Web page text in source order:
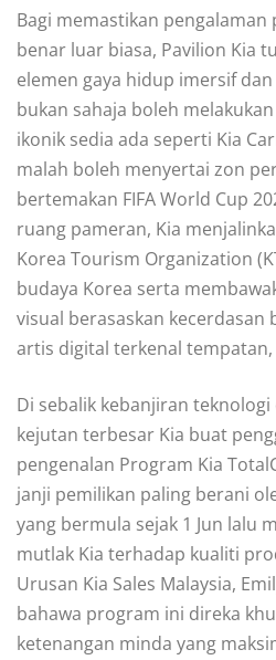
Bagi memastikan
benar luar biasa, Pavilion Kia
elemen gaya hidup imersif
bukan sahaja boleh
ikonik sedia ada seperti Kia
malah boleh menyertai zon
bertemakan FIFA World Cup
ruang pameran, Kia
Korea Tourism Organization
budaya Korea serta
visual berasaskan kecerdasan
artis digital terkenal tempatan,
Di sebalik kebanjiran
kejutan terbesar Kia buat
pengenalan Program Kia
janji pemilikan paling berani
yang bermula sejak 1 Jun lalu
mutlak Kia terhadap kualiti
Urusan Kia Sales Malaysia,
bahawa program ini direka
ketenangan minda yang